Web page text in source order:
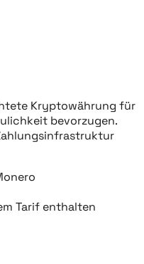
Kryptowährung für
bevorzugen.